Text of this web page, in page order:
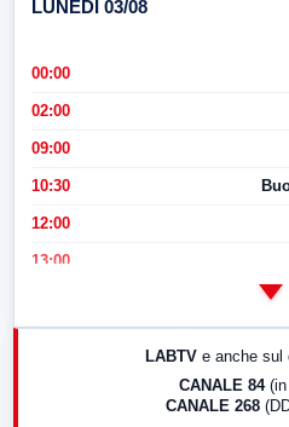
LUNEDI 03/08
00:00
02:00
09:00
10:30
12:00
13:00
LABTV e anche sul
CANALE 84
CANALE 268